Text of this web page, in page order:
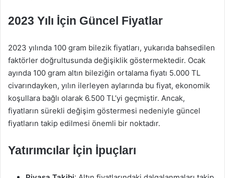
2023 Yılı İçin Güncel Fiyatlar
2023 yılında 100 gram bilezik fiyatları, yukarıda bahsedilen
faktörler doğrultusunda değişiklik göstermektedir. Ocak
ayında 100 gram altın bileziğin ortalama fiyatı 5.000 TL
civarındayken, yılın ilerleyen aylarında bu fiyat, ekonomik
koşullara bağlı olarak 6.500 TL’yi geçmiştir. Ancak,
fiyatların sürekli değişim göstermesi nedeniyle güncel
fiyatların takip edilmesi önemli bir noktadır.
Yatırımcılar İçin İpuçları